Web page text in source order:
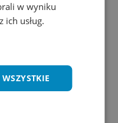
w wyniku
ich usług.